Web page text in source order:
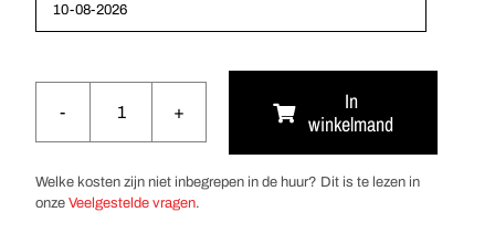
Rolcontainer
240
Liter
aantal
In
winkelmand
Welke kosten zijn niet inbegrepen in de huur? Dit is te lezen in
onze Veelgestelde vragen.